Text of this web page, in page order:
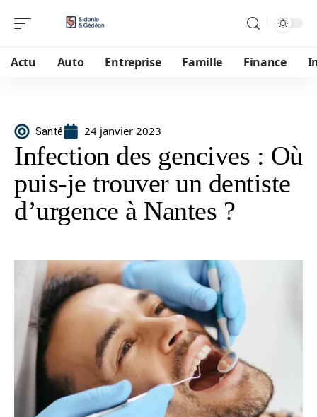
Actu Auto Entreprise Famille Finance
Santé 24 janvier 2023
Infection des gencives : Où
puis-je trouver un dentiste
d’urgence à Nantes ?